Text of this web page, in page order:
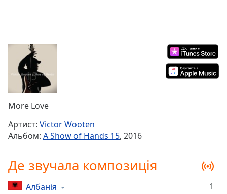
Current
Time0:00
Duration-:-
Loaded:
Stream
TypeLIVE
live,
currently
behind
liveLIVE
More Love
Артист: Victor Wooten
Альбом: A Show of Hands 15, 2016
Де звучала композиція
Албанія
1